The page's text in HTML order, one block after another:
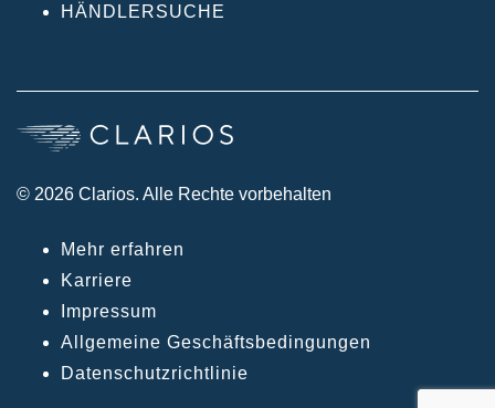
HÄNDLERSUCHE
© 2026 Clarios. Alle Rechte vorbehalten
Mehr erfahren
Karriere
Impressum
Allgemeine Geschäftsbedingungen
Datenschutzrichtlinie